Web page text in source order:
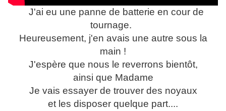
J'ai eu une panne de batterie en cour de
tournage.
Heureusement, j'en avais une autre sous la
main !
J'espère que nous le reverrons bientôt,
ainsi que Madame
Je vais essayer de trouver des noyaux
et les disposer quelque part....